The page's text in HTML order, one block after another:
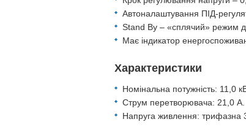
Автоналаштування ПІД-
Stand By – «сплячий» режим
Має індикатор
Характеристики
Номінальна потужність: 11,0
Струм перетворювача: 21,0 А.
Напруга живлення: трифазна